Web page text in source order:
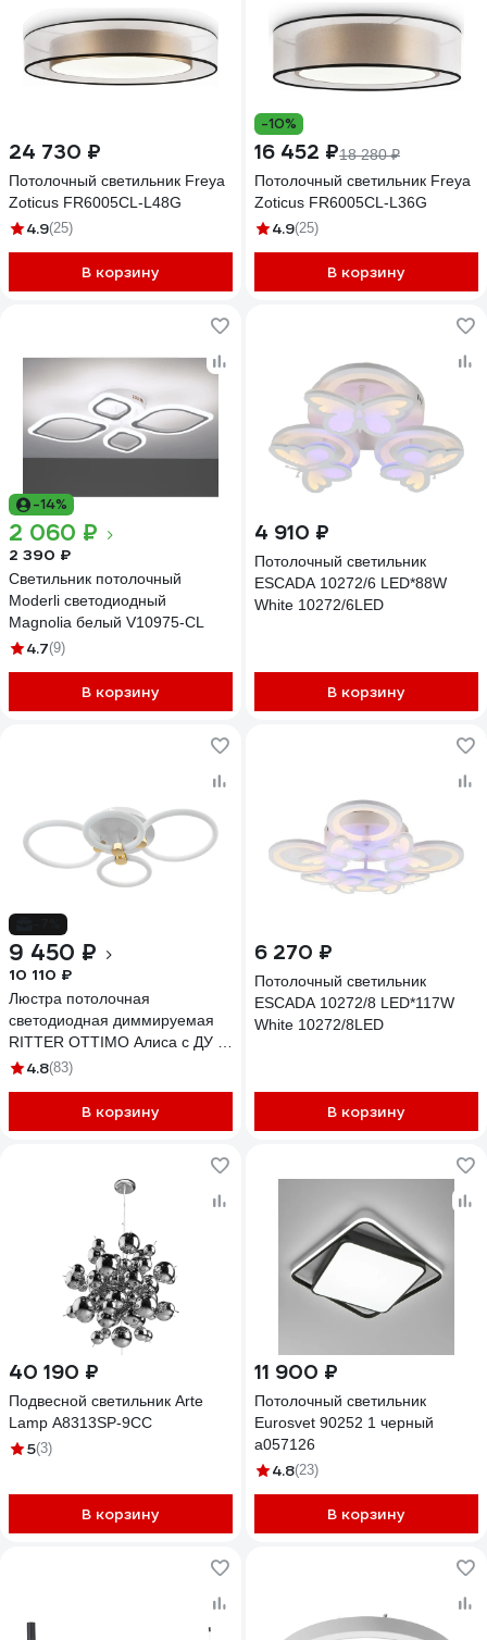
24 730 ₽
Потолочный светильник Freya
Zoticus FR6005CL-L48G
4.9(25)
В корзину
-10%
16 452 ₽18 280 ₽
Потолочный светильник Freya
Zoticus FR6005CL-L36G
4.9(25)
В корзину
-14%
2 060 ₽
2 390 ₽
Светильник потолочный
Moderli светодиодный
Magnolia белый V10975-CL
4.7(9)
В корзину
4 910 ₽
Потолочный светильник
ESCADA 10272/6 LED*88W
White 10272/6LED
В корзину
9 450 ₽
10 110 ₽
Люстра потолочная
светодиодная диммируемая
RITTER OTTIMO Алиса с ДУ 3
режима 615x415x130 100Вт
45м белый/золото 51612 9
4.8(83)
В корзину
6 270 ₽
Потолочный светильник
ESCADA 10272/8 LED*117W
White 10272/8LED
В корзину
40 190 ₽
Подвесной светильник Arte
Lamp A8313SP-9CC
5(3)
В корзину
11 900 ₽
Потолочный светильник
Eurosvet 90252 1 черный
a057126
4.8(23)
В корзину